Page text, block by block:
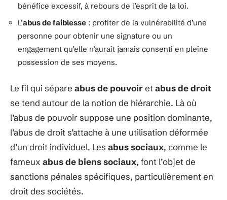
bénéfice excessif, à rebours de l’esprit de la loi.
L’abus de faiblesse : profiter de la vulnérabilité d’une
personne pour obtenir une signature ou un
engagement qu’elle n’aurait jamais consenti en pleine
possession de ses moyens.
Le fil qui sépare abus de pouvoiret abus de droit
se tend autour de la notion de hiérarchie. Là où
l’abus de pouvoir suppose une position dominante,
l’abus de droit s’attache à une utilisation déformée
d’un droit individuel. Les abus sociaux, comme le
fameux abus de biens sociaux, font l’objet de
sanctions pénales spécifiques, particulièrement en
droit des sociétés.